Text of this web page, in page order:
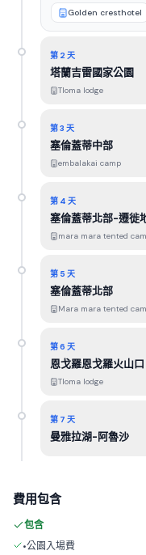
Golden cresthotel
第 2 天
塔蘭吉雷國家公園
Tloma lodge
第 3 天
塞倫蓋蒂中部
embalakai camp
第 4 天
塞倫蓋蒂北部-遷徙
mara mara tented
第 5 天
塞倫蓋蒂北部
Mara mara tented
第 6 天
恩戈羅恩戈羅火山口
Tloma lodge
第 7 天
曼雅拉湖-阿魯沙
費用包含
包含
•公園入場費